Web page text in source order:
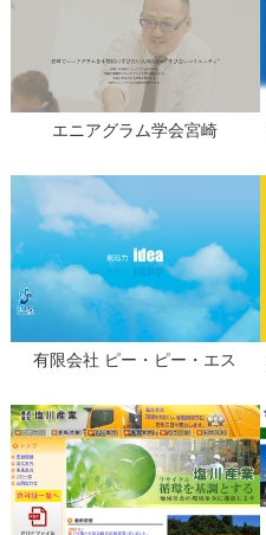
エニアグラム学会宮崎
有限会社 ピー・ピー・エス